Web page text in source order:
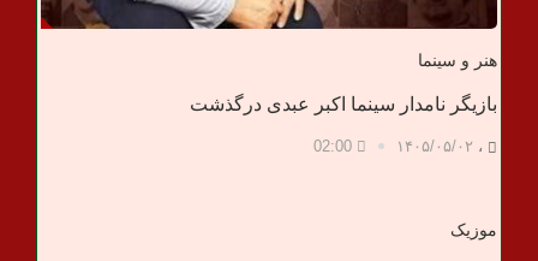
هنر و سینما
بازیگر نامدار سینما اکبر عبدی درگذشت
، ۱۴۰۵/۰۵/۰۲ 02:00
موزیک